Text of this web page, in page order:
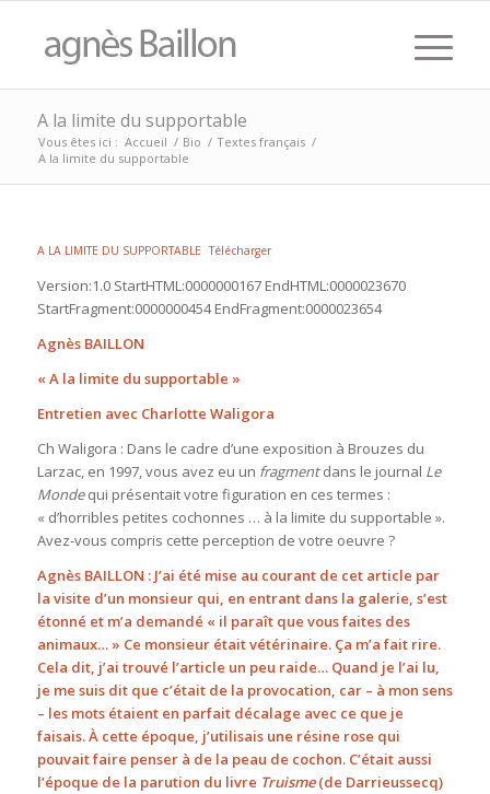
A la limite du supportable
Vous êtes ici : Accueil / Bio / Textes français /
A la limite du supportable
A LA LIMITE DU SUPPORTABLE Télécharger
Version:1.0 StartHTML:0000000167 EndHTML:0000023670
StartFragment:0000000454 EndFragment:0000023654
Agnès BAILLON
« A la limite du supportable »
Entretien avec Charlotte Waligora
Ch Waligora : Dans le cadre d’une exposition à Brouzes du
Larzac, en 1997, vous avez eu un fragmentdans le journal Le
Mondequi présentait votre figuration en ces termes :
« d’horribles petites cochonnes … à la limite du supportable ».
Avez-vous compris cette perception de votre oeuvre ?
Agnès BAILLON : J’ai été mise au courant de cet article par
la visite d’un monsieur qui, en entrant dans la galerie, s’est
étonné et m’a demandé « il paraît que vous faites des
animaux… » Ce monsieur était vétérinaire. Ça m’a fait rire.
Cela dit, j’ai trouvé l’article un peu raide… Quand je l’ai lu,
je me suis dit que c’était de la provocation, car – à mon sens
– les mots étaient en parfait décalage avec ce que je
faisais. À cette époque, j’utilisais une résine rose qui
pouvait faire penser à de la peau de cochon. C’était aussi
l’époque de la parution du livre Truisme(de Darrieussecq)